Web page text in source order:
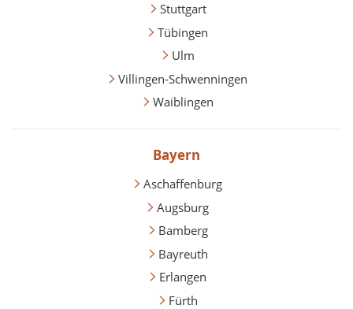
Stuttgart
Tübingen
Ulm
Villingen-Schwenningen
Waiblingen
Bayern
Aschaffenburg
Augsburg
Bamberg
Bayreuth
Erlangen
Fürth